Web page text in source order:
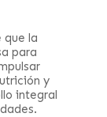
que la
para
y
integral